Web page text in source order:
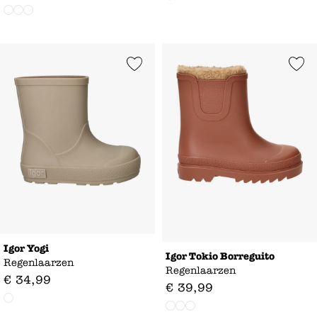
Add to Wishlist
Igor Yogi
Regenlaarzen
€ 34,99
Add to
Igor Tokio Borreguito
Regenlaarzen
€ 39,99